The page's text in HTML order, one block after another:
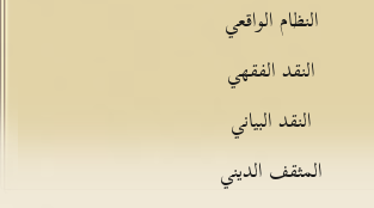
النظام الواقعي
النقد الفقهي
النقد البياني
المثقف الديني